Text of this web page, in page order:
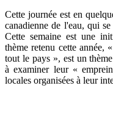
Cette journée est en
canadienne de l'eau, qui
Cette semaine est une
thème retenu cette année,
tout le pays », est un
à examiner leur «
locales organisées à leur